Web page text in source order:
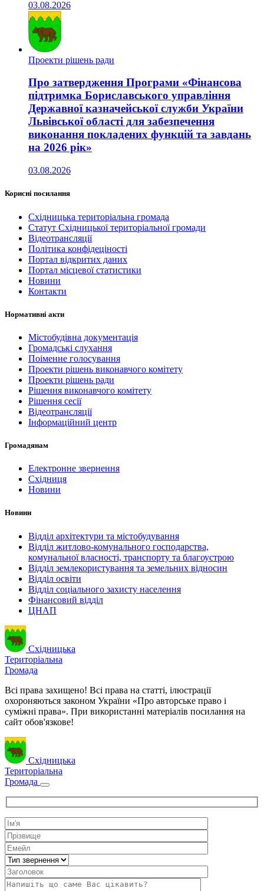
03.08.2026
Проекти рішень ради
Про затвердження Програми «Фінансова
підтримка Бориславського управління
Державної казначейської служби України
Львівської області для забезпечення
виконання покладених функцій та завдань
на 2026 рік»
03.08.2026
Корисні посилання
Східницька територіальна громада
Статут Східницької територіальної громади
Відеотрансляції
Політика конфідеціності
Портал відкритих даних
Портал місцевої статистики
Новини
Контакти
Нормативні акти
Містобудівна документація
Громадські слухання
Поіменне голосування
Проекти рішень виконавчого комітету
Проекти рішень ради
Рішення виконавчого комітету
Рішення сесії
Відеотрансляції
Інформаційний центр
Громадянам
Електронне звернення
Східниця
Новини
Новини
Відділ архітектури та містобудування
Відділ житлово-комунального господарства,
комунальної власності, транспорту та благоустрою
Відділ землекористування та земельних відносин
Відділ освіти
Відділ соціального захисту населення
Фінансовий відділ
ЦНАП
Східницька
Територіальна
Громада
Всі права захищено! Всі права на статті, ілюстрації
охороняються законом України «Про авторське право і
суміжні права». При використанні матеріалів посилання на
сайт обов'язкове!
Східницька
Територіальна
Громада